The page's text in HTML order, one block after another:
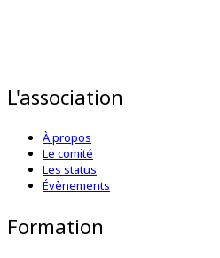
L'association
À propos
Le comité
Les status
Évènements
Formation